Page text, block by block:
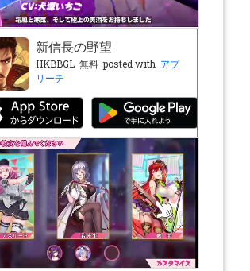
新信長の野望
HKBBGL 無料 posted with アプ
リーチ